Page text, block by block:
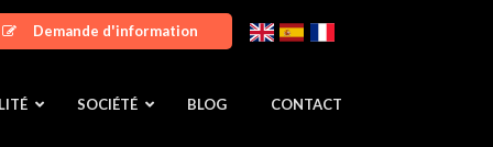
Demande d'information
SOCIÉTÉ BLOG CONTACT